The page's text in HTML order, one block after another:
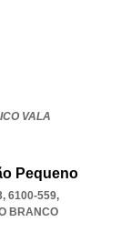
VALA
Pequeno
6100-559,
BRANCO